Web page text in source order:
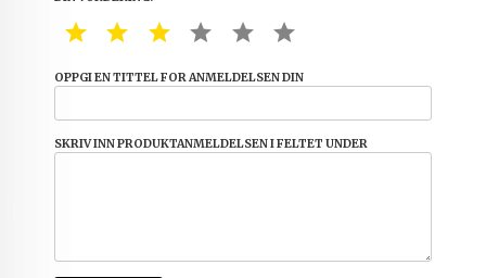
1 STAR2 STAR3 STAR4 STAR5 STAR
OPPGI EN TITTEL FOR ANMELDELSEN DIN
SKRIV INN PRODUKTANMELDELSEN I FELTET UNDER